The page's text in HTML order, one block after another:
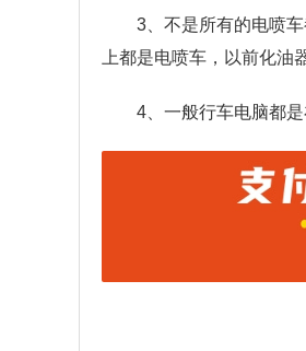
3、不是所有的电喷
上都是电喷车，以前化油
4、一般行车电脑都